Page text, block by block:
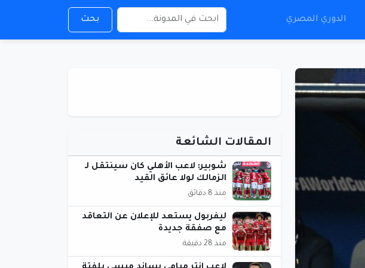
الدوري المصري بحث
المقالات الشائعة
شوبير: لاعب الأهلي كان سينتقل لـ
الزمالك لولا عائق القيد
منذ 8 دقائق
ليفربول يستعد للإعلان عن التعاقد
مع صفقة جديدة
منذ 28 دقيقة